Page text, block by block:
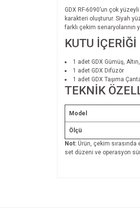
GDX RF-6090’un çok
karakteri oluşturur. Siyah
farklı çekim senaryolarının
KUTU İÇERİĞİ
1 adet GDX Gümüş,
1 adet GDX Difüzör
1 adet GDX Taşıma
TEKNİK
Model
Ölçü
Not: Ürün, çekim
set düzeni ve operasyon